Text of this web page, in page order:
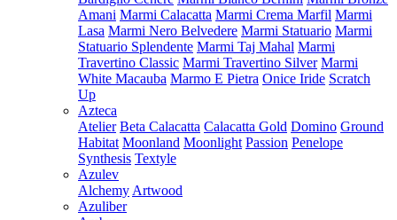
Amani Marmi Calacatta Marmi Crema Marfil Marmi
Lasa Marmi Nero Belvedere Marmi Statuario Marmi
Statuario Splendente Marmi Taj Mahal Marmi
Travertino Classic Marmi Travertino Silver Marmi
White Macauba Marmo E Pietra Onice Iride Scratch
Up
Azteca
Atelier Beta Calacatta Calacatta Gold Domino Ground
Habitat Moonland Moonlight Passion Penelope
Synthesis Textyle
Azulev
Alchemy Artwood
Azuliber